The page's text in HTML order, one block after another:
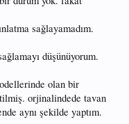
sağlayamadım.
düşünüyorum.
olan bir
orjinalindede tavan
aynı şekilde yaptım.